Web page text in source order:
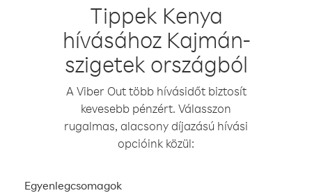
Tippek Kenya
hívásához Kajmán-
szigetek országból
A Viber Out több hívásidőt biztosít
kevesebb pénzért. Válasszon
rugalmas, alacsony díjazású hívási
opcióink közül:
Egyenlegcsomagok